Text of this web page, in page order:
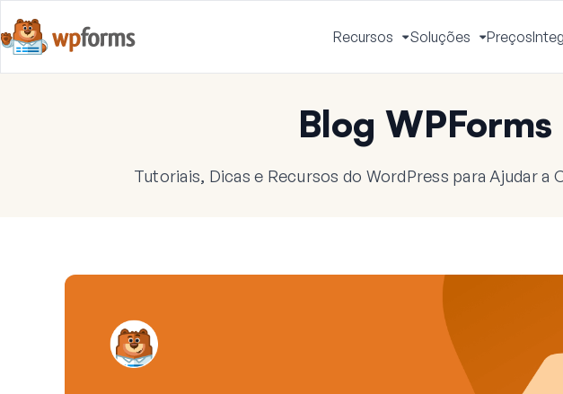
Recursos
Alternar
Menu
Soluções
Alternar
Menu
Preços
Blog WPForms
Tutoriais, Dicas e Recursos do WordPress para Ajudar a